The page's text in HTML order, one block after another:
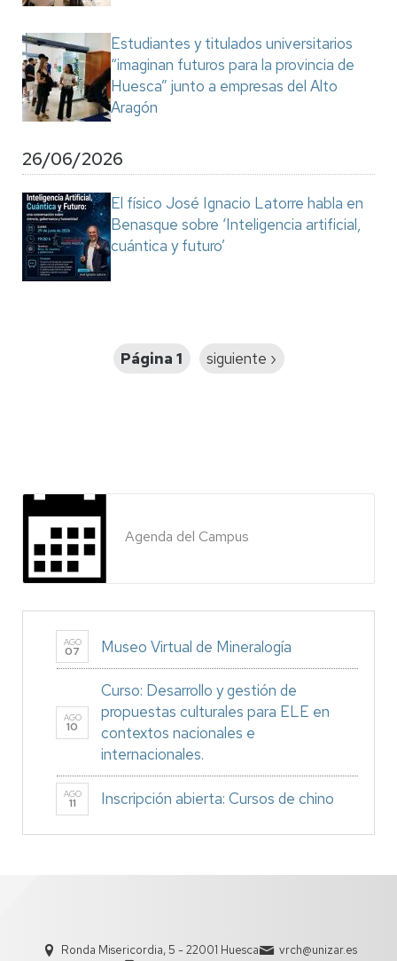
Estudiantes y titulados universitarios
“imaginan futuros para la provincia de
Huesca” junto a empresas del Alto
Aragón
26/06/2026
El físico José Ignacio Latorre habla en
Benasque sobre ‘Inteligencia artificial,
cuántica y futuro’
Página 1
Siguiente
siguiente ›
Agenda del Campus
AGO
07 Museo Virtual de Mineralogía
AGO
10
Curso: Desarrollo y gestión de
propuestas culturales para ELE en
contextos nacionales e
internacionales.
AGO
11 Inscripción abierta: Cursos de chino
Ronda Misericordia, 5 - 22001 Huesca
vrch@unizar.es